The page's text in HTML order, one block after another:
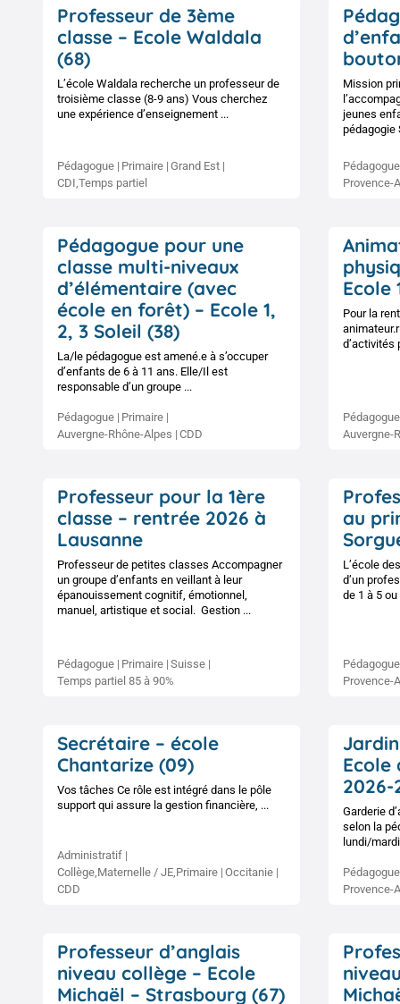
Professeur de 3ème
classe – Ecole Waldala
(68)
L’école Waldala recherche un professeur de
troisième classe (8-9 ans) Vous cherchez
une expérience d’enseignement ...
Pédagogue Primaire Grand Est
CDI,Temps partiel
Mission
jeunes
pédagogie
Pédagogue
Provence-
Pédagogue pour une
classe multi-niveaux
d’élémentaire (avec
école en forêt) – Ecole 1,
2, 3 Soleil (38)
La/le pédagogue est amené.e à s’occuper
d’enfants de 6 à 11 ans. Elle/Il est
responsable d’un groupe ...
Pédagogue Primaire
Auvergne-Rhône-Alpes CDD
Ecole
Pour la
d’activités
Pédagogue
Auvergne-
Professeur pour la 1ère
classe – rentrée 2026 à
Lausanne
Professeur de petites classes Accompagner
un groupe d’enfants en veillant à leur
épanouissement cognitif, émotionnel,
manuel, artistique et social. Gestion ...
Pédagogue Primaire Suisse
Temps partiel 85 à 90%
au
L’école
d’un
de 1 à 5 ou
Pédagogue
Provence-
Secrétaire – école
Chantarize (09)
Vos tâches Ce rôle est intégré dans le pôle
support qui assure la gestion financière, ...
Administratif
Collège,Maternelle / JE,Primaire Occitanie
CDD
Ecole
2026-
Garderie
selon la
lundi/
Pédagogue
Provence-
Professeur d’anglais
niveau collège – Ecole
Michaël – Strasbourg (67)